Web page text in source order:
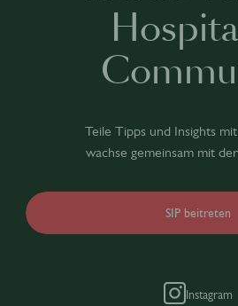
Teile Tipps und Insights
wachse gemeinsam mit
SIP beitreten
Instagram